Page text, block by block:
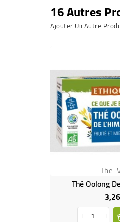
16 Autres
Ajouter Un Autre
The-
Thé Oolong